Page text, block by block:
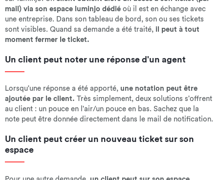
mail) via son espace luminjo dédié où il est en échange avec
une entreprise. Dans son tableau de bord, son ou ses tickets
sont visibles. Quand sa demande a été traité, il peut à tout
moment fermer le ticket.
Un client peut noter une réponse d'un agent
Lorsqu'une réponse a été apporté, une notation peut être
ajoutée par le client. Très simplement, deux solutions s'offrent
au client : un pouce en l'air/un pouce en bas. Sachez que la
note peut être donnée directement dans le mail de notification.
Un client peut créer un nouveau ticket sur son
espace